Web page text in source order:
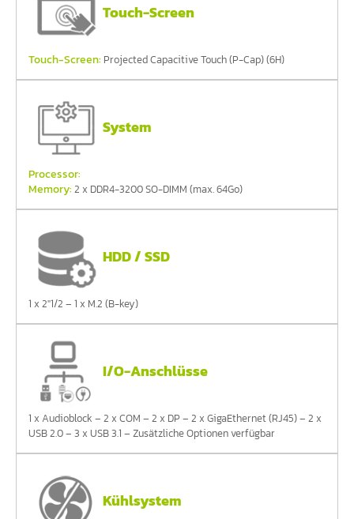
Touch-Screen
Touch-Screen: Projected Capacitive Touch (P-Cap) (6H)
System
Processor:
Memory: 2 x DDR4-3200 SO-DIMM (max. 64Go)
HDD / SSD
1 x 2"1/2 – 1 x M.2 (B-key)
I/O-Anschlüsse
1 x Audioblock – 2 x COM – 2 x DP – 2 x GigaEthernet (RJ45) – 2 x
USB 2.0 – 3 x USB 3.1 – Zusätzliche Optionen verfügbar
Kühlsystem